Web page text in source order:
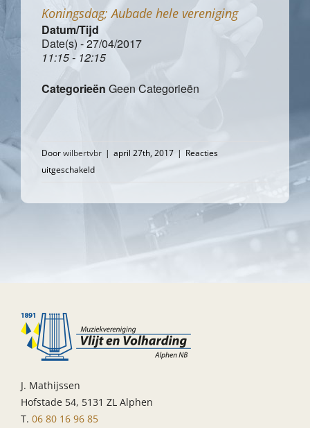
Koningsdag; Aubade hele vereniging
Datum/Tijd
Date(s) - 27/04/2017
11:15 - 12:15
Categorieën Geen Categorieën
Doorwilbertvbr | april 27th, 2017 | Reacties
uitgeschakeldvoor
Aubade
J. Mathijssen
Hofstade 54, 5131 ZL Alphen
T. 06 80 16 96 85